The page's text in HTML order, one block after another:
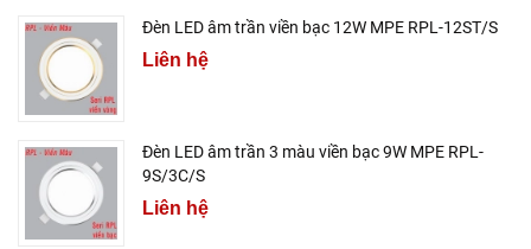
Đèn LED âm trần viền bạc 12W MPE RPL-12ST/S
Liên hệ
Đèn LED âm trần 3 màu viền bạc 9W MPE RPL-
9S/3C/S
Liên hệ